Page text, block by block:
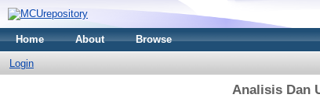
Home About Browse
Login
Analisis Dan